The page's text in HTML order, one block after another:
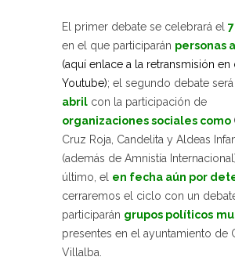
El primer debate se celebrará el
en el que participarán personas
(aquí enlace a la retransmisión
Youtube); el segundo debate será
abril con la participación de
organizaciones sociales como
Cruz Roja, Candelita y Aldeas
(además de Amnistía
último, el en fecha aún por
cerraremos el ciclo con un
participarán grupos políticos
presentes en el ayuntamiento de
Villalba.